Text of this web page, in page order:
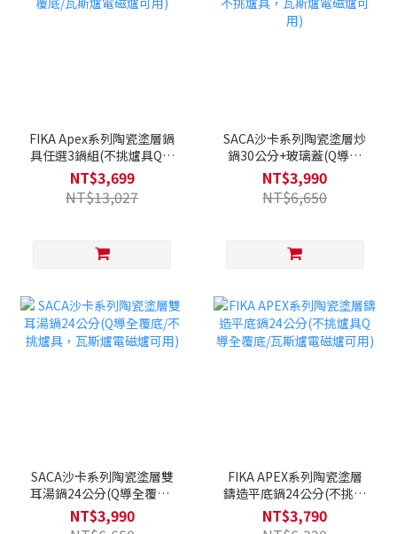
FIKA Apex系列陶瓷塗層鍋
具任選3鍋組(不挑爐具Q導
全覆底/瓦斯爐電磁爐可用)
NT$3,699
NT$13,027
SACA沙卡系列陶瓷塗層炒
鍋30公分+玻璃蓋(Q導全
覆底/不挑爐具，瓦斯爐電
磁爐可用)
NT$3,990
NT$6,650
SACA沙卡系列陶瓷塗層雙
耳湯鍋24公分(Q導全覆底/
不挑爐具，瓦斯爐電磁爐
可用)
NT$3,990
FIKA APEX系列陶瓷塗層
鑄造平底鍋24公分(不挑爐
具Q導全覆底/瓦斯爐電磁
爐可用)
NT$3,790